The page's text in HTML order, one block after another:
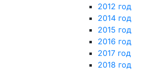
2012 год
2014 год
2015 год
2016 год
2017 год
2018 год